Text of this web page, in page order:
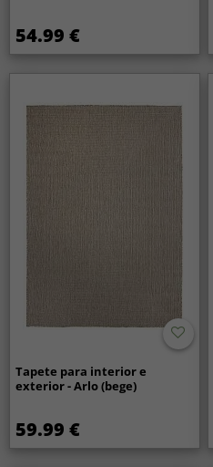
54.99 €
Tapete para interior e
exterior - Arlo (bege)
59.99 €